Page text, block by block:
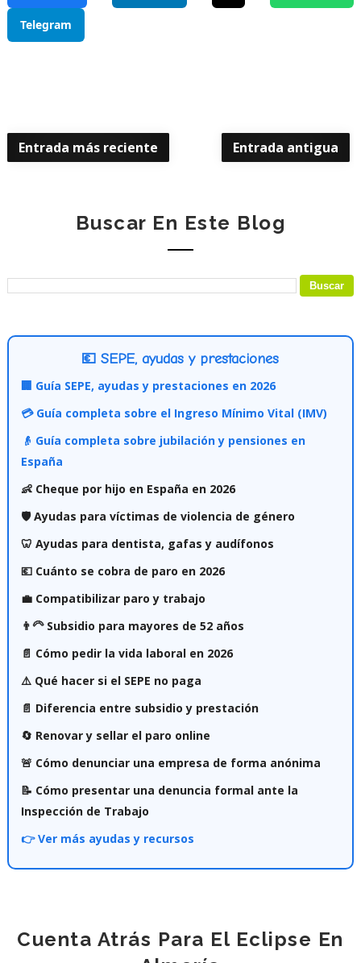
Telegram
Entrada más reciente Entrada antigua
Buscar En Este Blog
💶 SEPE, ayudas y prestaciones
🏢 Guía SEPE, ayudas y prestaciones en 2026
💳 Guía completa sobre el Ingreso Mínimo Vital (IMV)
👴 Guía completa sobre jubilación y pensiones en
España
👶 Cheque por hijo en España en 2026
🛡️ Ayudas para víctimas de violencia de género
🦷 Ayudas para dentista, gafas y audífonos
💶 Cuánto se cobra de paro en 2026
💼 Compatibilizar paro y trabajo
👨‍🦳 Subsidio para mayores de 52 años
📄 Cómo pedir la vida laboral en 2026
⚠️ Qué hacer si el SEPE no paga
📄 Diferencia entre subsidio y prestación
🔄 Renovar y sellar el paro online
🚨 Cómo denunciar una empresa de forma anónima
📝 Cómo presentar una denuncia formal ante la
Inspección de Trabajo
👉 Ver más ayudas y recursos
Cuenta Atrás Para El Eclipse En